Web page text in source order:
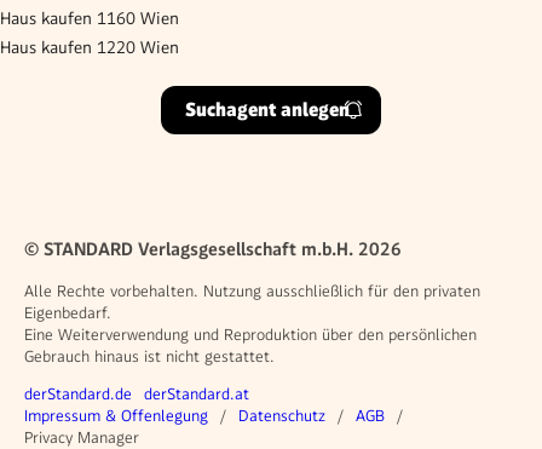
Haus kaufen 1160 Wien
Haus kaufen 1220 Wien
Suchagent anlegen
© STANDARD Verlagsgesellschaft m.b.H. 2026
Alle Rechte vorbehalten. Nutzung ausschließlich für den privaten
Eigenbedarf.
Eine Weiterverwendung und Reproduktion über den persönlichen
Gebrauch hinaus ist nicht gestattet.
Weitere Angebote
derStandard.de derStandard.at
Rechtliches
Impressum & Offenlegung Datenschutz
AGB
Privacy Manager